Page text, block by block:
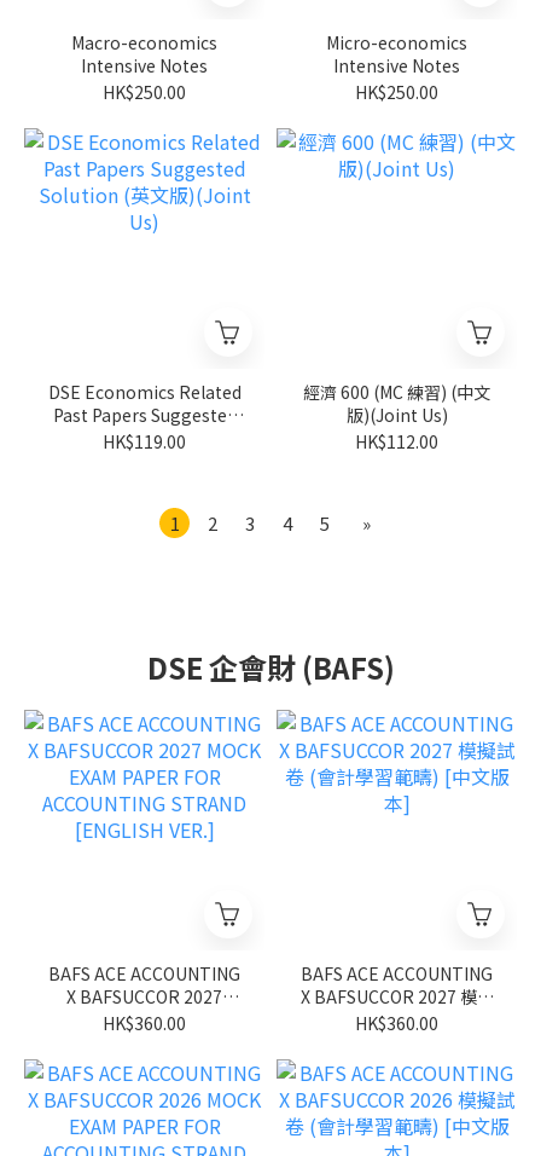
Macro-economics
Intensive Notes
HK$250.00
Micro-economics
Intensive Notes
HK$250.00
DSE Economics Related
Past Papers Suggested
Solution (英文版)(Joint
HK$119.00
經濟 600 (MC 練習) (中文
版)(Joint Us)
HK$112.00
1 2 3 4 5 »
DSE 企會財 (BAFS)
BAFS ACE ACCOUNTING
X BAFSUCCOR 2027
MOCK EXAM PAPER FOR
[ENGLISH VER.]
HK$360.00
BAFS ACE ACCOUNTING
X BAFSUCCOR 2027 模擬
試卷 (會計學習範疇) [中文
HK$360.00